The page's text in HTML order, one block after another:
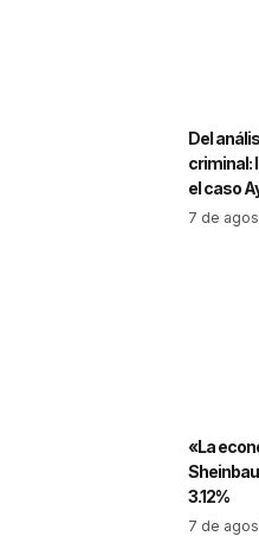
Del
criminal:
el caso
7 de
«La
3.12%
7 de